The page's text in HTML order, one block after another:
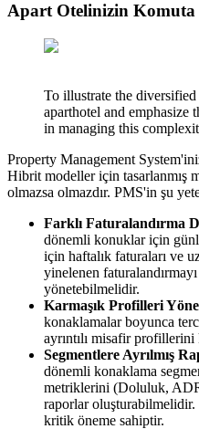
Apart Otelinizin
To illustrate the
aparthotel and emphasize
in managing this
Property Management
Hibrit modeller için tasarlanmış
olmazsa olmazdır. PMS'in şu
Farklı Faturalandırma
dönemli konuklar için
için haftalık faturaları ve
yinelenen
yönetebilmelidir.
Karmaşık Profilleri
konaklamalar boyunca
ayrıntılı misafir
Segmentlere Ayrılmış
dönemli konaklama
metriklerini (Doluluk,
raporlar
kritik öneme sahiptir.